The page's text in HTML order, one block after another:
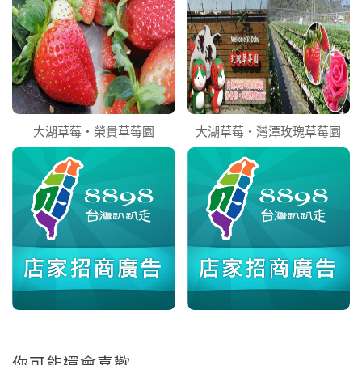
大湖草莓‧榮貴草莓園 大湖草莓‧灣潭玫瑰草莓園